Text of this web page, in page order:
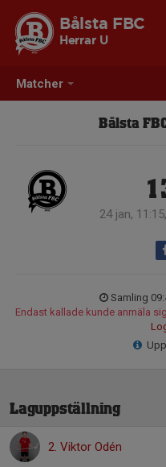
Matcher
Bålsta FBC
Herrar U
Bålsta
24 jan,
Samling
Endast kallade kunde anmäla
Laguppställning
2. Viktor Odén